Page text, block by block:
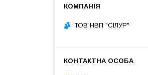
ТОВ НВП "СІЛУР"